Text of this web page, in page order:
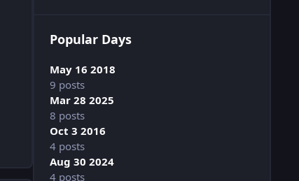
Popular Days
May 16 2018
9 posts
Mar 28 2025
8 posts
Oct 3 2016
4 posts
Aug 30 2024
4 posts